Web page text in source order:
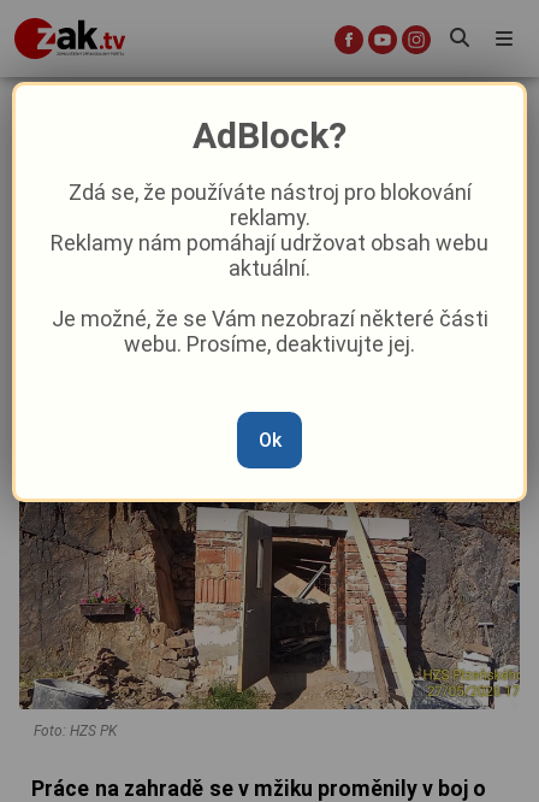
Na seniora se zřítil betonový
sklípek, záchranáři ho oživovali
desítky minut
Aktuality Z Plzně
Marie Osvaldová –27. 5.|19:41
Foto: HZS PK
Práce na zahradě se v mžiku proměnily v boj o
AdBlock?
Zdá se, že používáte nástroj pro blokování
reklamy.
Reklamy nám pomáhají udržovat obsah webu
aktuální.
Je možné, že se Vám nezobrazí některé části
webu. Prosíme, deaktivujte jej.
Ok